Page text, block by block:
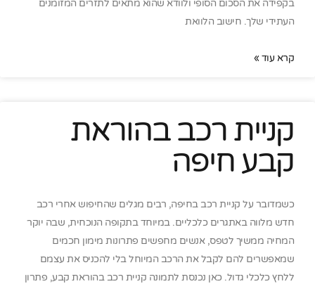
בקפידה את הסכום הסופי ולוודא שהוא מתאים לתזרים המזומנים
העתידי שלך. חישוב הלוואת
קרא עוד »
קניית רכב בהוראת
קבע חיפה
כשמדובר על קניית רכב בחיפה, רבים מגלים שהחיפוש אחרי רכב
חדש מלווה באתגרים כלכליים. במיוחד בתקופה הנוכחית, שבה יוקר
המחיה ממשיך לטפס, אנשים מחפשים פתרונות מימון חכמים
שמאפשרים להם לקבל את הרכב המיוחל בלי להכניס את עצמם
ללחץ כלכלי גדול. כאן נכנסת לתמונה קניית רכב בהוראת קבע, פתרון